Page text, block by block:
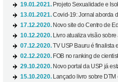
19.01.2021. Projeto Sexualidade e
13.01.2021.Covid-19: Jornal aborda
17.12.2020. Novo site do Centro de
10.12.2020.
Livro atualiza visão
07.12.2020.TV USP Bauru é finalista
02.12.2020. FOB no ranking de
29.10.2020. Novo portal da USP já
15.10.2020.
Lançado livro sobre